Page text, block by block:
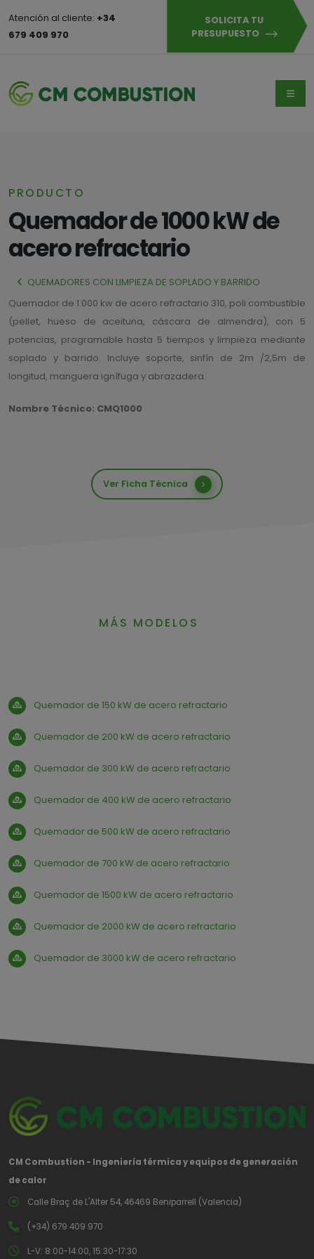
Atención al cliente: +34
679 409 970
SOLICITA TU
PRESUPUESTO
PRODUCTO
Quemador de 1000 kW de
acero refractario
QUEMADORES CON LIMPIEZA DE SOPLADO Y BARRIDO
​Quemador de 1.000 kw de acero refractario 310, poli combustible
(pellet, hueso de aceituna, cáscara de almendra), con 5
potencias, programable hasta 5 tiempos y limpieza mediante
soplado y barrido. Incluye soporte, sinfín de 2m /2,5m de
longitud, manguera ignífuga y abrazadera.
Nombre Técnico: CMQ1000
Ver Ficha Técnica
MÁS MODELOS
Quemador de 150 kW de acero refractario
Quemador de 200 kW de acero refractario
Quemador de 300 kW de acero refractario
Quemador de 400 kW de acero refractario
Quemador de 500 kW de acero refractario
Quemador de 700 kW de acero refractario
Quemador de 1500 kW de acero refractario
Quemador de 2000 kW de acero refractario
Quemador de 3000 kW de acero refractario
CM Combustion - Ingeniería térmica y equipos de generación
de calor
Calle Braç de L'Alter 54, 46469 Beniparrell (Valencia)
(+34) 679 409 970
L-V: 8:00-14:00, 15:30-17:30